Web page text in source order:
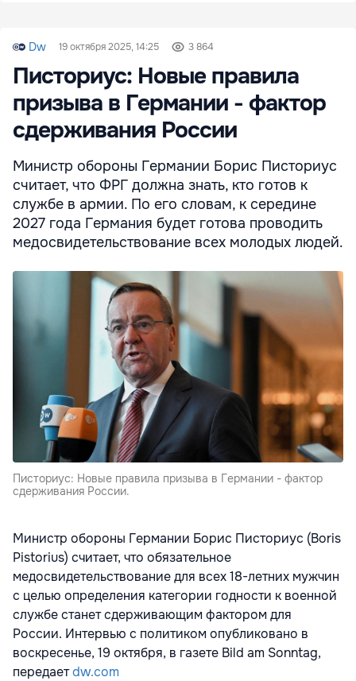
Dw 19 октября 2025, 14:25 3 864
Писториус: Новые правила
призыва в Германии - фактор
сдерживания России
Министр обороны Германии Борис Писториус
считает, что ФРГ должна знать, кто готов к
службе в армии. По его словам, к середине
2027 года Германия будет готова проводить
медосвидетельствование всех молодых людей.
Писториус: Новые правила призыва в Германии - фактор
сдерживания России.
Министр обороны Германии Борис Писториус (Boris
Pistorius) считает, что обязательное
медосвидетельствование для всех 18-летних мужчин
с целью определения категории годности к военной
службе станет сдерживающим фактором для
России. Интервью с политиком опубликовано в
воскресенье, 19 октября, в газете Bild am Sonntag,
передаетdw.com